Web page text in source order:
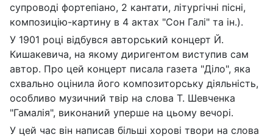
супроводі фортепіано, 2 кантати, літургічні пісні,
композицію-картину в 4 актах "Сон Галі" та ін.).
У 1901 році відбувся авторський концерт Й.
Кишакевича, на якому диригентом виступив сам
автор. Про цей концерт писала газета "Діло", яка
схвально оцінила його композиторську діяльність,
особливо музичний твір на слова Т. Шевченка
"Гамалія", виконаний уперше на цьому вечорі.
У цей час він написав більші хорові твори на слова